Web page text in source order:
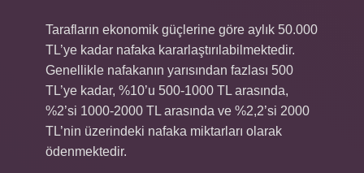
Tarafların ekonomik güçlerine göre aylık 50.000
TL’ye kadar nafaka kararlaştırılabilmektedir.
Genellikle nafakanın yarısından fazlası 500
TL’ye kadar, %10’u 500-1000 TL arasında,
%2’si 1000-2000 TL arasında ve %2,2’si 2000
TL’nin üzerindeki nafaka miktarları olarak
ödenmektedir.